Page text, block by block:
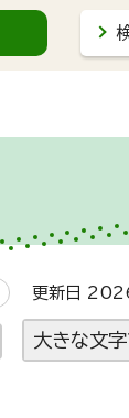
更新日
大きな文